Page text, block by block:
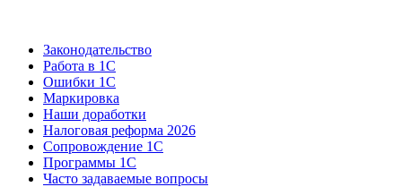
Законодательство
Работа в 1С
Ошибки 1С
Маркировка
Наши доработки
Налоговая реформа 2026
Сопровождение 1С
Программы 1С
Часто задаваемые вопросы